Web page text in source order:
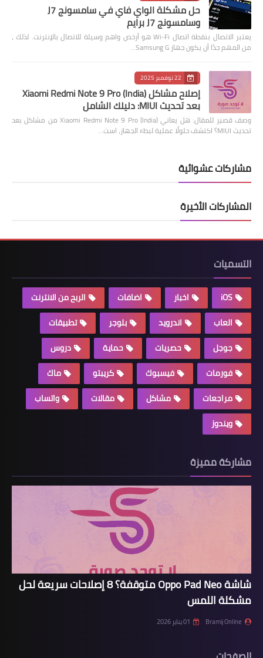
حل مشكلة الواي فاي في سامسونج J7
وسامسونج J7 برايم
يعتبر الاتصال بنقطة اتصال Wi-Fi هو أرخص واهم وسيلة للاتصال بالإنترنت. لذلك ،
من المهم جدًا أن يكون جهاز Samsung G…
22 نوفمبر 2025
إصلاح مشاكل Xiaomi Redmi Note 9 Pro (India)
بعد تحديث MIUI: دليلك الشامل
وصف قصير للمقال: هل يعاني Xiaomi Redmi Note 9 Pro (India) من مشاكل بعد
تحديث MIUI؟ اكتشف حلولًا عملية لبطء الجهاز، است…
مشاركات عشوائية
المشاركات الأخيرة
التسميات
iOS اخبار اضافات
الربح من الانترنت
العاب
اندرويد بلوجر
تطبيقات
جوجل
حصريات حماية
دروس
فورمات
فيسبوك كريبتو
ماك
مراجعات
مشاكل مقالات
واتساب
ويندوز
مشاركة مميزة
شاشة Oppo Pad Neo متوقفة؟ 8 إصلاحات سريعة لحل
مشكلة اللمس
Bramij Online 01 يناير 2026